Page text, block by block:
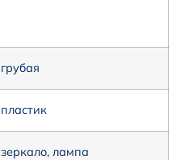
грубая
пластик
зеркало, лампа